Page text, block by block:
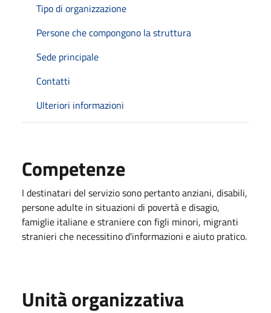
Tipo di organizzazione
Persone che compongono la struttura
Sede principale
Contatti
Ulteriori informazioni
Competenze
I destinatari del servizio sono pertanto anziani, disabili,
persone adulte in situazioni di povertà e disagio,
famiglie italiane e straniere con figli minori, migranti
stranieri che necessitino d'informazioni e aiuto pratico.
Unità organizzativa